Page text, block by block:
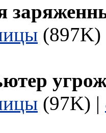
(97K) |